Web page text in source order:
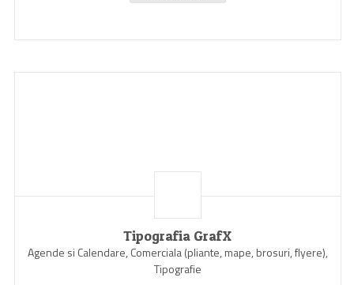
Tipografia GrafX
Agende si Calendare, Comerciala (pliante, mape, brosuri, flyere),
Tipografie